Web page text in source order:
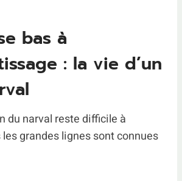
bas à
: la vie d’un
du narval reste difficile à
grandes lignes sont connues